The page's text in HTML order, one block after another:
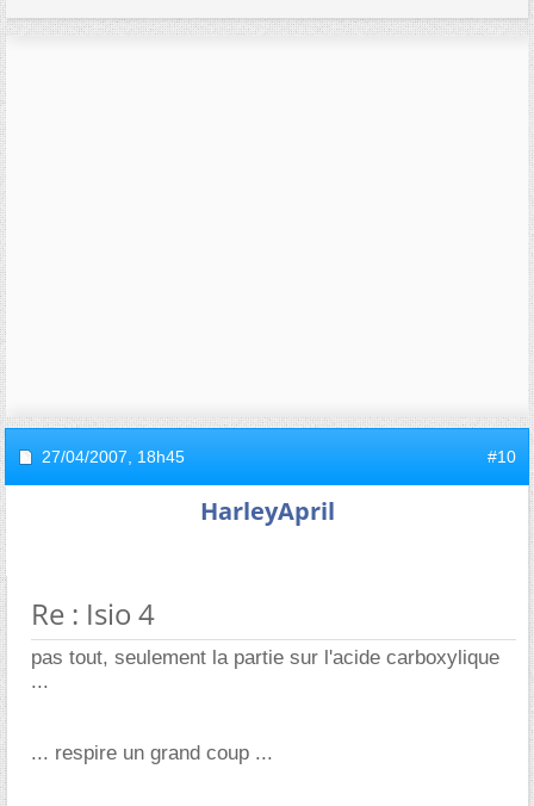
27/04/2007, 18h45 #10
HarleyApril
Re : Isio 4
pas tout, seulement la partie sur l'acide carboxylique
...
... respire un grand coup ...